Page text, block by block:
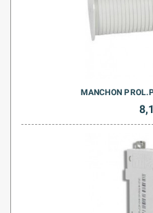
MANCHON